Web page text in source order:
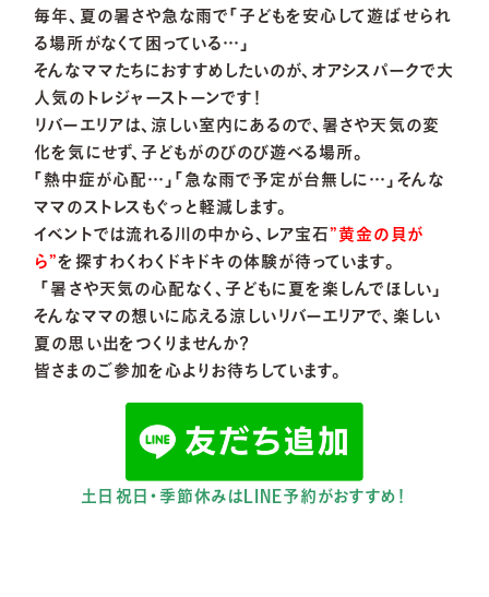
雨の日でも楽しもう
ご利用案内
コミュニティガイドライン サイトマップ
採用情報
河川環境楽園ポータルサイト
毎年、夏の暑さや急な雨で「子どもを安心して遊ばせられ
る場所がなくて困っている…」
そんなママたちにおすすめしたいのが、オアシスパークで大
人気のトレジャーストーンです！
リバーエリアは、涼しい室内にあるので、暑さや天気の変
化を気にせず、子どもがのびのび遊べる場所。
「熱中症が心配…」「急な雨で予定が台無しに…」そんな
ママのストレスもぐっと軽減します。
イベントでは流れる川の中から、レア宝石”黄金の貝が
ら”を探すわくわくドキドキの体験が待っています。
「暑さや天気の心配なく、子どもに夏を楽しんでほしい」
そんなママの想いに応える涼しいリバーエリアで、楽しい
夏の思い出をつくりませんか？
皆さまのご参加を心よりお待ちしています。
土日祝日・季節休みはLINE予約がおすすめ！